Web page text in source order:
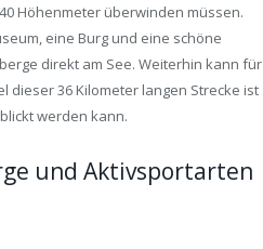
Höhenmeter überwinden müssen.
eine Burg und eine schöne
direkt am See. Weiterhin kann für
dieser 36 Kilometer langen Strecke ist
werden kann.
und Aktivsportarten